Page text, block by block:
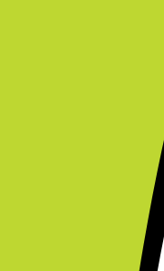
Cover - Mørkeblå